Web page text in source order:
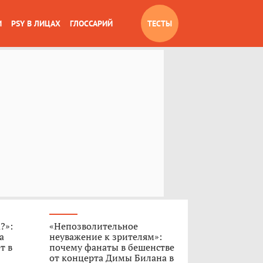
PSY В ЛИЦАХ ГЛОССАРИЙ ТЕСТЫ
в
«Непозволительное
неуважение к зрителям»:
почему фанаты в бешенстве
от концерта Димы Билана в